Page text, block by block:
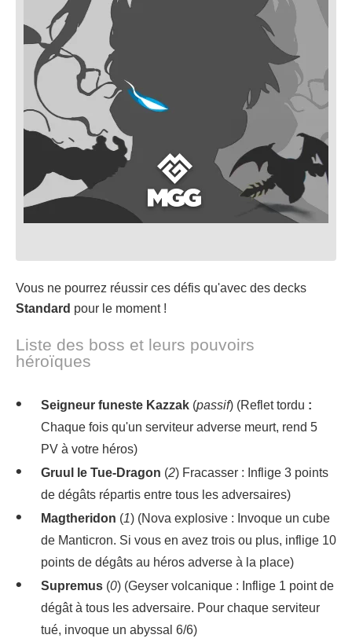
Vous ne pourrez réussir ces défis qu'avec des decks
Standard pour le moment !
Liste des boss et leurs pouvoirs
héroïques
Seigneur funeste Kazzak (passif) (Reflet tordu :
Chaque fois qu'un serviteur adverse meurt, rend 5
PV à votre héros)
Gruul le Tue-Dragon (2) Fracasser : Inflige 3 points
de dégâts répartis entre tous les adversaires)
Magtheridon (1) (Nova explosive : Invoque un cube
de Manticron. Si vous en avez trois ou plus, inflige 10
points de dégâts au héros adverse à la place)
Supremus (0) (Geyser volcanique : Inflige 1 point de
dégât à tous les adversaire. Pour chaque serviteur
tué, invoque un abyssal 6/6)